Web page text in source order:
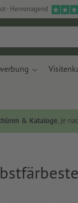
- Hervorragend
& Kataloge, je